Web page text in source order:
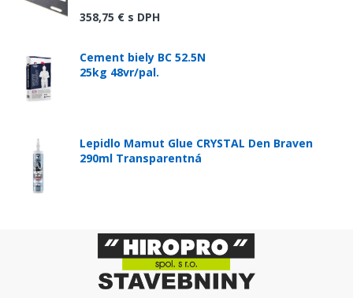
358,75 € s DPH
Cement biely BC 52.5N
25kg 48vr/pal.
Lepidlo Mamut Glue CRYSTAL Den Braven
290ml Transparentná